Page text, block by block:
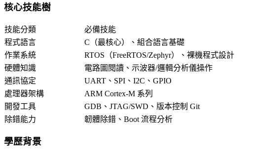
核心技能樹
技能分類 必備技能
程式語言
C（最核心）、組合語言基礎
作業系統
RTOS（FreeRTOS/Zephyr）、裸機程式設計
硬體知識
電路圖閱讀、示波器/邏輯分析儀操作
通訊協定
UART、SPI、I2C、GPIO
處理器架構
ARM Cortex-M 系列
開發工具
GDB、JTAG/SWD、版本控制 Git
除錯能力
韌體除錯、Boot 流程分析
學歷背景